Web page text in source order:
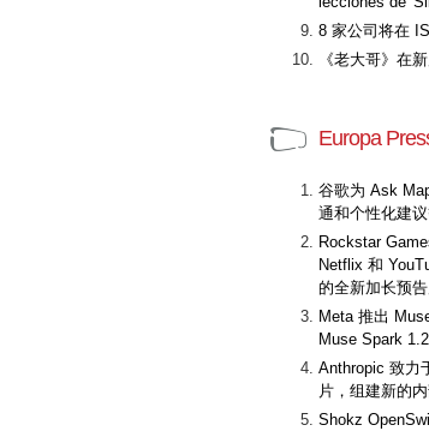
8 家公司将在
《老大哥》在
Europa
谷歌为 Ask
通和个性化建
Rockstar
Netflix 和
的全新加长预
Meta 推出
Muse Spark
Anthropic 致力
片，组建新的
Shokz